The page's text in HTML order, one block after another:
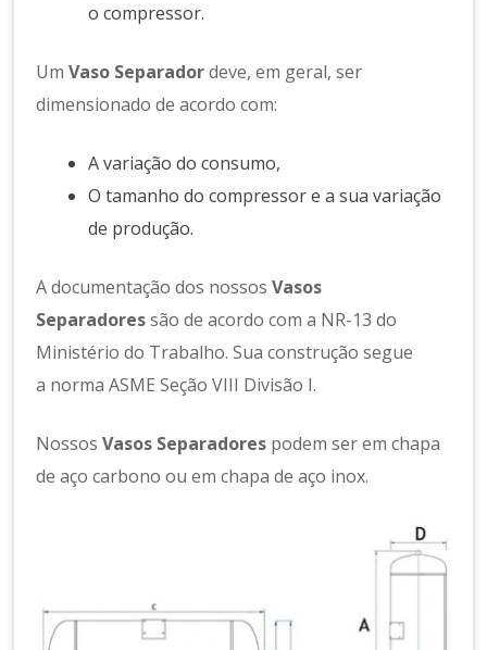
o compressor.
UmVaso Separadordeve, em geral, ser
dimensionado de acordo com:
A variação do consumo,
O tamanho do compressor e a sua variação
de produção.
A documentação dos nossosVasos
Separadoressão de acordo com a NR-13 do
Ministério do Trabalho. Sua construção segue
a norma ASME Seção VIII Divisão I.
NossosVasos Separadores podem ser em chapa
de aço carbono ou em chapa de aço inox.